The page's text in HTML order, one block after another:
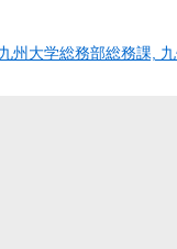
九州大学総務部総務課,